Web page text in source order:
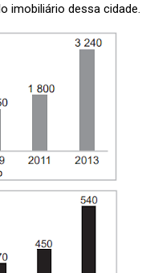
imobiliário dessa cidade.